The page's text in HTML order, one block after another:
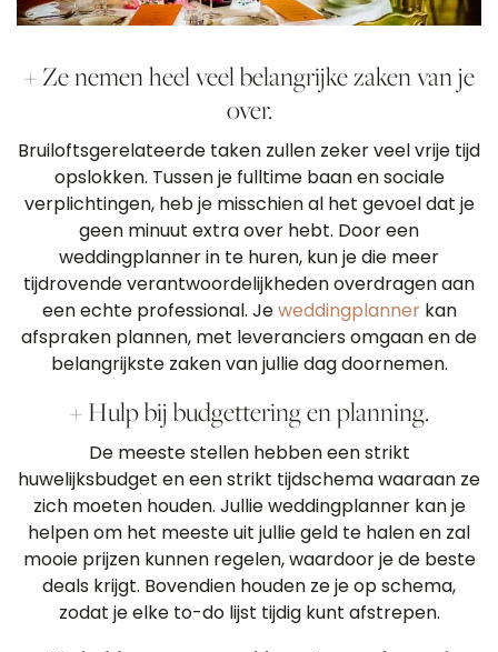
+ Ze nemen heel veel belangrijke zaken van je
over.
Bruiloftsgerelateerde taken zullen zeker veel vrije tijd
opslokken. Tussen je fulltime baan en sociale
verplichtingen, heb je misschien al het gevoel dat je
geen minuut extra over hebt. Door een
weddingplanner in te huren, kun je die meer
tijdrovende verantwoordelijkheden overdragen aan
een echte professional. Jeweddingplannerkan
afspraken plannen, met leveranciers omgaan en de
belangrijkste zaken van jullie dag doornemen.
+ Hulp bij budgettering en planning.
De meeste stellen hebben een strikt
huwelijksbudget en een strikt tijdschema waaraan ze
zich moeten houden. Jullie weddingplanner kan je
helpen om het meeste uit jullie geld te halen en zal
mooie prijzen kunnen regelen, waardoor je de beste
deals krijgt. Bovendien houden ze je op schema,
zodat je elke to-do lijst tijdig kunt afstrepen.